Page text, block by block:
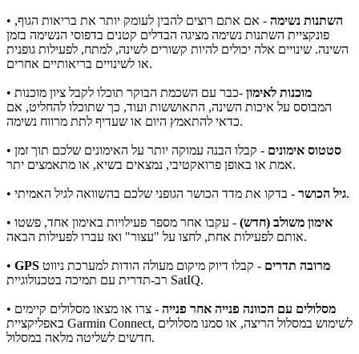
• השתנות נשימה - אם אתם רוצים להבין לעומק יותר את בריאות הגוף,
פונקציית השתנות נשימה מציגה הבדלים קטנים בדפוסי הנשימה בזמן
השינה. שינויים אלה יכולים להיות קשורים לשינה, למתח, לפעילות גופנית
או לשינויים בריאותיים אחרים.
• מוכנות לאימון -כבר עם השכמת הבוקר תוכלו לקבל ציון מוכנות
המבוסס על איכות השינה, התאוששות ועוד, כך שתוכלו להחליט, אם
כדאי להתאמץ היום או שעדיף לתת מרווח נשימה.
• סטטוס אימונים - קבלו הבנה עמוקה יותר על האימונים שלכם תוך זמן
אמת או באופן פרואקטיבי, נמצאים בשיא, או מתאמצים יתר.
• גיל הכושר- בדקו את מדד הכושר הגופני שלכם בהשוואה לגיל האמיתי.
• אימון משולב (חדש) - עקבו אחר מספר פעילויות באימון אחד, פשטו
אותם לפעילות אחת, לחצו על "עצור" ואז עברו לפעילות הבאה.
• GPS מרובה תדרים - קבלו דיוק מיקום מעולה הודות למערכת ניווט
רב-תדרית עם תמיכה בטכנולוגיית SatIQ.
• מסלולים עם הכוונה פנייה אחר פנייה - צרו או מצאו מסלולים קיימים
באפליקציית Garmin Connect, לשימוש במסלול הריצה, או סמנו מסלולים
חדשים לשליטה מלאה במסלול.